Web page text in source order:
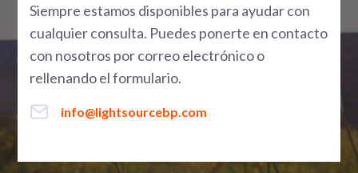
Siempre estamos disponibles para ayudar con
cualquier consulta. Puedes ponerte en contacto
con nosotros por correo electrónico o
rellenando el formulario.
info@lightsourcebp.com